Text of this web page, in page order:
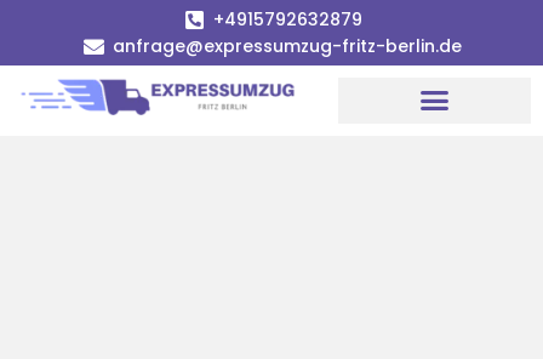
+4915792632879
anfrage@expressumzug-fritz-berlin.de